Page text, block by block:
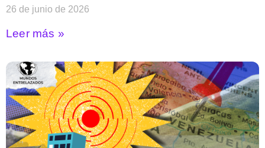
26 de junio de 2026
Leer más »